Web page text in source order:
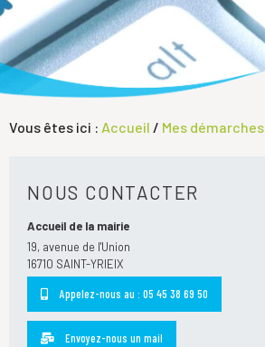
Vous êtes ici : Accueil / Mes démarches
NOUS CONTACTER
Accueil de la mairie
19, avenue de l'Union
16710 SAINT-YRIEIX
Appelez-nous au : 05 45 38 69 50
Envoyez-nous un mail